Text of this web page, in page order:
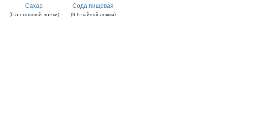
Сахар
(0.5 столовой ложки)
Сода пищевая
(0.5 чайной ложки)